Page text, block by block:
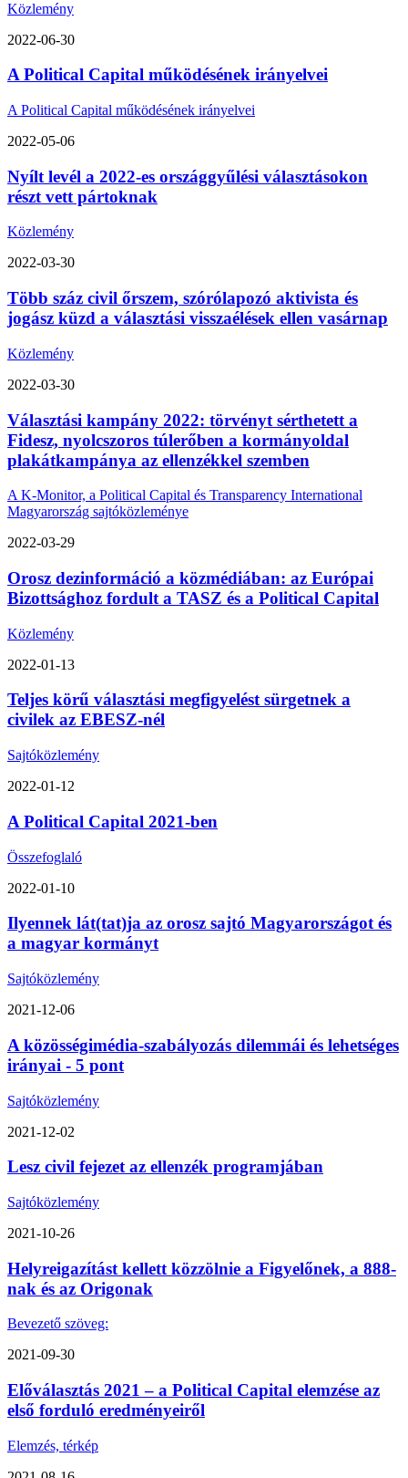
Közlemény
2022-06-30
A Political Capital működésének irányelvei
A Political Capital működésének irányelvei
2022-05-06
Nyílt levél a 2022-es országgyűlési választásokon
részt vett pártoknak
Közlemény
2022-03-30
Több száz civil őrszem, szórólapozó aktivista és
jogász küzd a választási visszaélések ellen vasárnap
Közlemény
2022-03-30
Választási kampány 2022: törvényt sérthetett a
Fidesz, nyolcszoros túlerőben a kormányoldal
plakátkampánya az ellenzékkel szemben
A K-Monitor, a Political Capital és Transparency International
Magyarország sajtóközleménye
2022-03-29
Orosz dezinformáció a közmédiában: az Európai
Bizottsághoz fordult a TASZ és a Political Capital
Közlemény
2022-01-13
Teljes körű választási megfigyelést sürgetnek a
civilek az EBESZ-nél
Sajtóközlemény
2022-01-12
A Political Capital 2021-ben
Összefoglaló
2022-01-10
Ilyennek lát(tat)ja az orosz sajtó Magyarországot és
a magyar kormányt
Sajtóközlemény
2021-12-06
A közösségimédia-szabályozás dilemmái és lehetséges
irányai - 5 pont
Sajtóközlemény
2021-12-02
Lesz civil fejezet az ellenzék programjában
Sajtóközlemény
2021-10-26
Helyreigazítást kellett közzölnie a Figyelőnek, a 888-
nak és az Origonak
Bevezető szöveg:
2021-09-30
Előválasztás 2021 – a Political Capital elemzése az
első forduló eredményeiről
Elemzés, térkép